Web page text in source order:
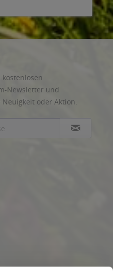
Newsletter und
Neuigkeit oder Aktion.